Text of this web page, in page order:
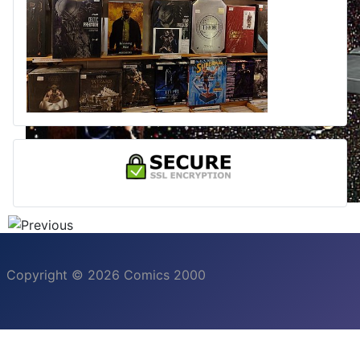
Copyright © 2026 Comics 2000